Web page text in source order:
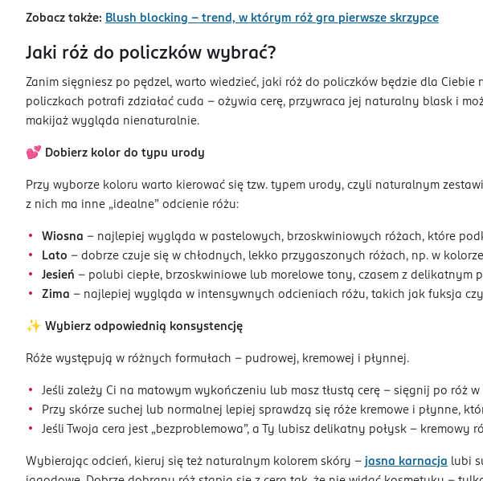
Zobacz także: Blush blocking - trend, w którym róż gra pierwsze skrzypce
Jaki róż do policzków wybrać?
Zanim sięgniesz po pędzel, warto wiedzieć, jaki róż do policzków będzie dla
policzkach potrafi zdziałać cuda – ożywia cerę, przywraca jej naturalny blask i
makijaż wygląda nienaturalnie.
💕 Dobierz kolor do typu urody
Przy wyborze koloru warto kierować się tzw. typem urody, czyli naturalnym
z nich ma inne „idealne” odcienie różu:
Wiosna – najlepiej wygląda w pastelowych, brzoskwiniowych różach, które
Lato – dobrze czuje się w chłodnych, lekko przygaszonych różach, np. w
Jesień – polubi ciepłe, brzoskwiniowe lub morelowe tony, czasem z delikatnym
Zima – najlepiej wygląda w intensywnych odcieniach różu, takich jak fuksja
✨ Wybierz odpowiednią konsystencję
Róże występują w różnych formułach – pudrowej, kremowej i płynnej.
Jeśli zależy Ci na matowym wykończeniu lub masz tłustą cerę – sięgnij po róż w
Przy skórze suchej lub normalnej lepiej sprawdzą się róże kremowe i płynne,
Jeśli Twoja cera jest „bezproblemowa”, a Ty lubisz delikatny połysk – kremowy
Wybierając odcień, kieruj się też naturalnym kolorem skóry – jasna karnacja lubi